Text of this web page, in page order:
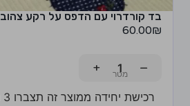
בד קורדרוי עם הדפס על רקע צהוב
60.00₪
−
+
רכישת יחידה ממוצר זה תצברו 3 נקודות!